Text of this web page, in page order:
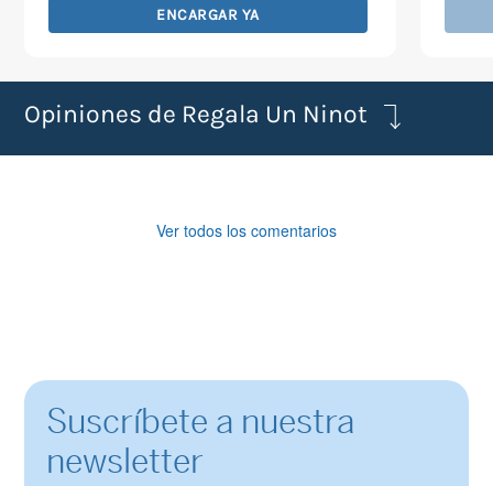
ENCARGAR YA
Opiniones de Regala Un Ninot
Ver todos los comentarios
Suscríbete a nuestra
newsletter